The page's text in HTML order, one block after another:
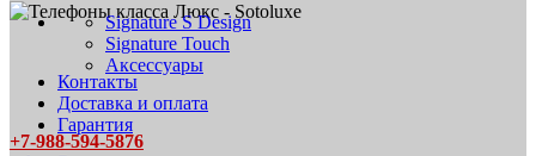
Signature S Design
Signature Touch
Аксессуары
Контакты
Доставка и оплата
Гарантия
+7-988-594-5876